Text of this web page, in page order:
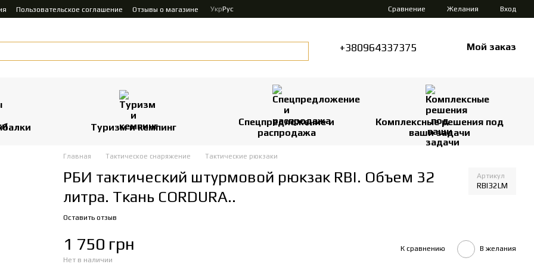
Пользовательское соглашение Отзывы о магазине УкрРус Сравнение Желания Вход
+380964337375 Мой заказ
Туризм и кемпинг
Спецпредложение и
распродажа
Комплексные решения под
ваши задачи
Главная Тактическое снаряжение Тактические рюкзаки
РБИ тактический штурмовой рюкзак RBI. Объем 32
литра. Ткань CORDURA..
Артикул
RBI32LM
Оставить отзыв
1 750 грн
Нет в наличии
К сравнению В желания